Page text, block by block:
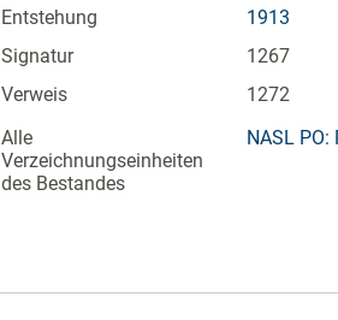
Entstehung
1913
Signatur
1267
Verweis
1272
Alle
Verzeichnungseinheiten
des Bestandes
NASL